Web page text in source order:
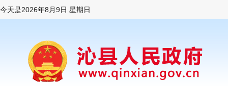
今天是2026年8月9日 星期日